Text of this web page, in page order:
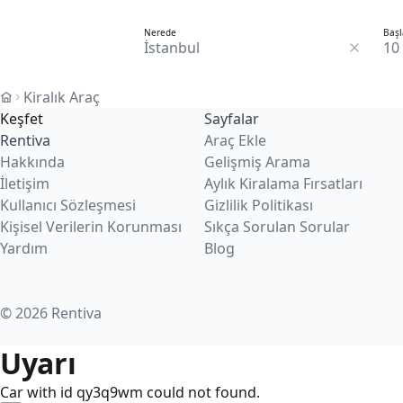
Nerede
Kiralık Araç
Keşfet
Rentiva
Hakkında
İletişim
Kullanıcı Sözleşmesi
Kişisel Verilerin Korunması
Yardım
Sayfalar
Araç Ekle
Gelişmiş Arama
Aylık Kiralama Fırsatları
Gizlilik Politikası
Sıkça Sorulan Sorular
Blog
© 2026 Rentiva
Uyarı
Car with id qy3q9wm could not found.